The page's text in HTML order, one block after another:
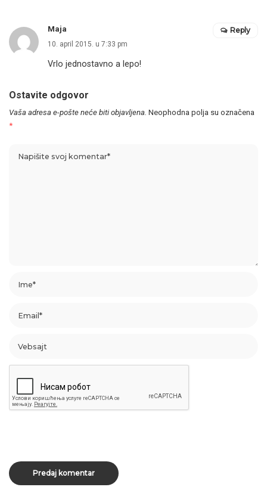
Maja
10. april 2015. u 7:33 pm
Vrlo jednostavno a lepo!
Reply
Ostavite odgovor
Vaša adresa e-pošte neće biti objavljena. Neophodna polja su označena
*